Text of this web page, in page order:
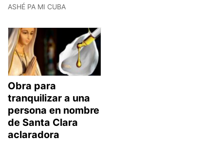
ASHÉ PA MI CUBA
Obra para
tranquilizar a una
persona en nombre
de Santa Clara
aclaradora